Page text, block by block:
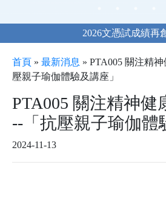
2026文憑試成績再
首頁 » 最新消息 » PTA005 關注精
壓親子瑜伽體驗及講座」
PTA005 關注精神健
--「抗壓親子瑜伽體
2024-11-13